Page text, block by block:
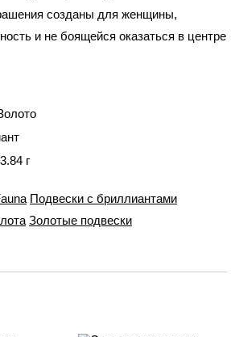
созданы для женщины,
и не боящейся оказаться в центре
г
Подвески с бриллиантами
Золотые подвески